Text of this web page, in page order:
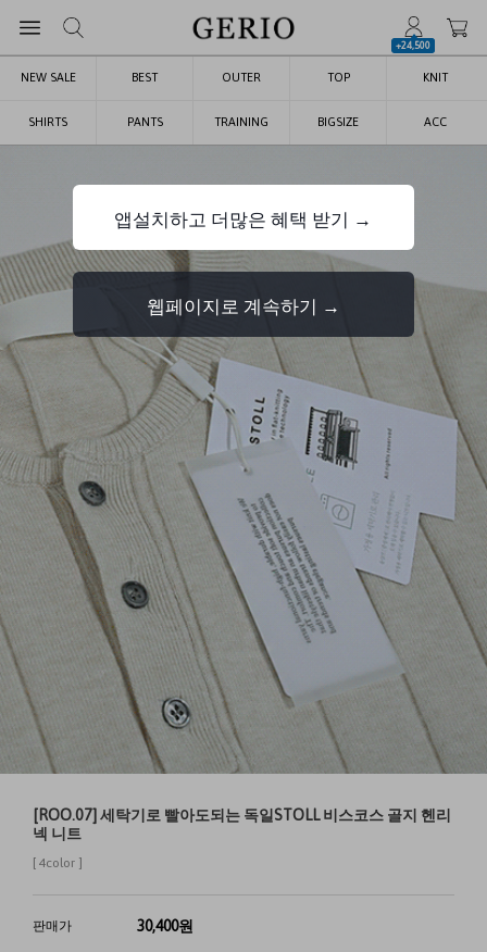
+24,500
NEW SALE BEST OUTER TOP KNIT
SHIRTS PANTS TRAINING BIGSIZE ACC
[ROO.07] 세탁기로 빨아도되는 독일STOLL 비스코스 골지 헨리
넥 니트
[ 4color ]
판매가 30,400원
앱설치하고 더많은 혜택 받기 →
웹페이지로 계속하기 →